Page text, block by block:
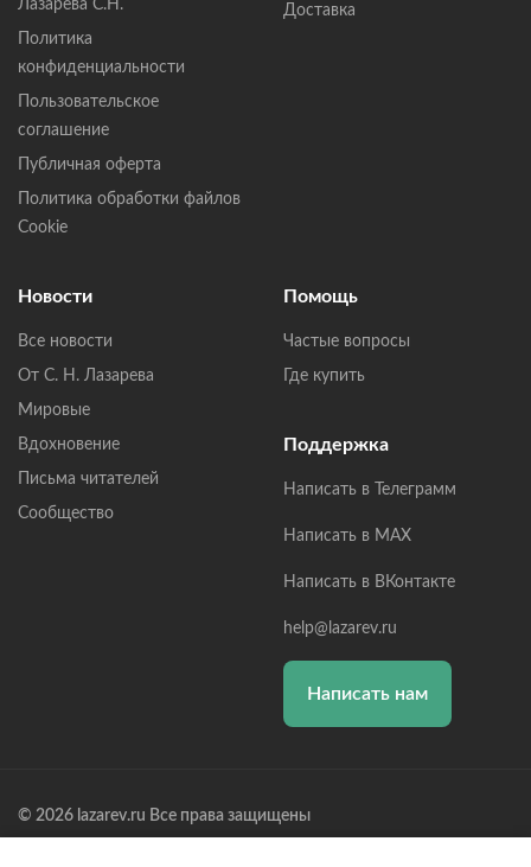
Лазарева С.Н.
Политика
конфиденциальности
Пользовательское
соглашение
Публичная оферта
Политика обработки файлов
Cookie
Доставка
Новости
Все новости
От С. Н. Лазарева
Мировые
Вдохновение
Письма читателей
Сообщество
Помощь
Частые вопросы
Где купить
Поддержка
Написать в Телеграмм
Написать в MAX
Написать в ВКонтакте
help@lazarev.ru
Написать нам
© 2026 lazarev.ru Все права защищены